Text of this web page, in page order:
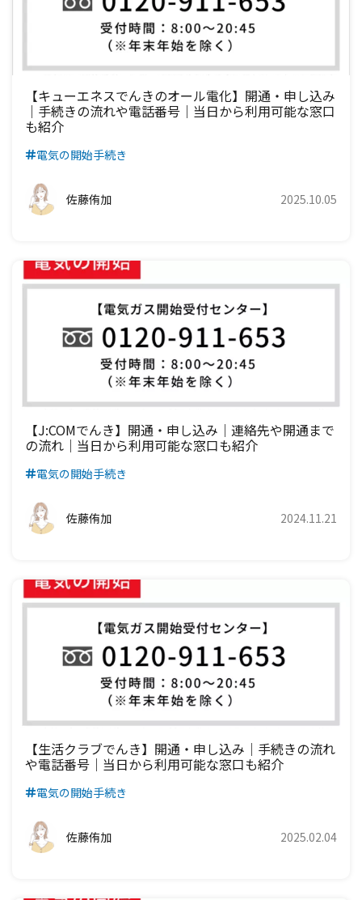
九州電力エリア
四国電力エリア
九州電力エリア
中国電力エリア
四国電力エリア
九州電力エリア
関西電力エリア
中国電力エリア
四国電力エリア
九州電力エリア
中部電力エリア
関西電力エリア
中国電力エリア
四国電力エリア
北陸電力エリア
中部電力エリア
関西電力エリア
中国電力エリア
九州電力エリア
【キューエネスでんきのオール電化】開通・申し込み
｜手続きの流れや電話番号｜当日から利用可能な窓口
も紹介
電気の開始手続き
佐藤侑加 2025.10.05
【J:COMでんき】開通・申し込み｜連絡先や開通まで
の流れ｜当日から利用可能な窓口も紹介
電気の開始手続き
佐藤侑加 2024.11.21
【生活クラブでんき】開通・申し込み｜手続きの流れ
や電話番号｜当日から利用可能な窓口も紹介
電気の開始手続き
佐藤侑加 2025.02.04